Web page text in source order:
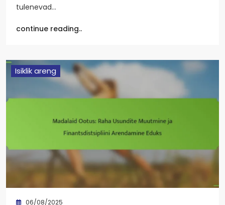
tulenevad…
continue reading..
Isiklik areng
06/08/2025